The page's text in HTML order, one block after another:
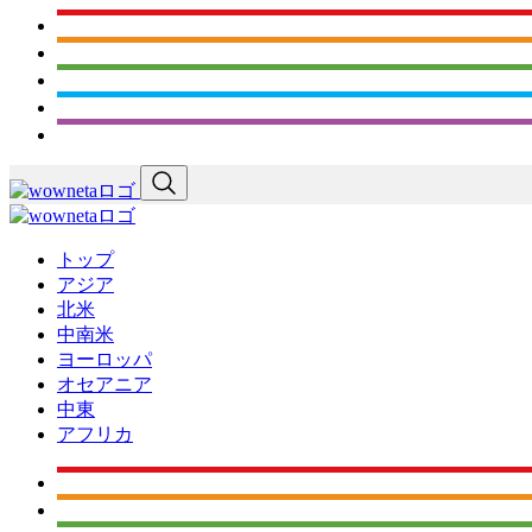
トップ
アジア
北米
中南米
ヨーロッパ
オセアニア
中東
アフリカ